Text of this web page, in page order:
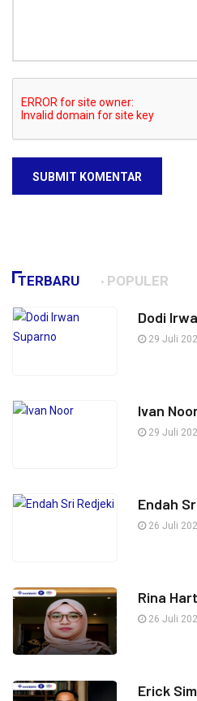
SUBMIT KOMENTAR
TERBARU POPULER
Dodi
29 Juli
Ivan
29 Juli
Endah
26 Juli
Rina
26 Juli
Erick